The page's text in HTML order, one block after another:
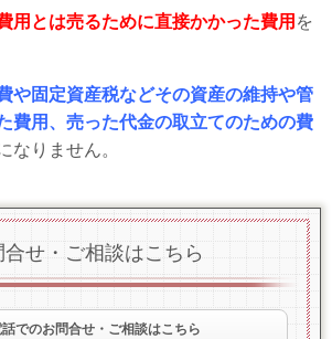
用とは売るために直接かかった費用 を
や固定資産税などその資産の維持や管
費用、売った代金の取立てのための費
なりません。
合せ・ご相談はこちら
話でのお問合せ・ご相談はこちら